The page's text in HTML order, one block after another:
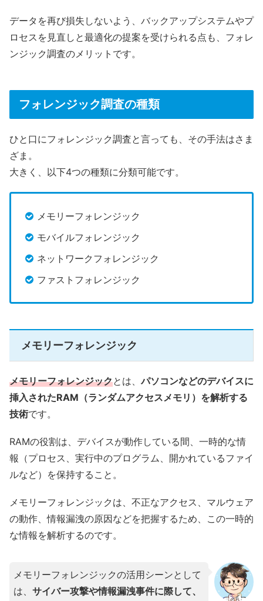
データを再び損失しないよう、バックアップシステムやプ
ロセスを見直しと最適化の提案を受けられる点も、フォレ
ンジック調査のメリットです。
フォレンジック調査の種類
ひと口にフォレンジック調査と言っても、その手法はさま
ざま。
大きく、以下4つの種類に分類可能です。
メモリーフォレンジック
モバイルフォレンジック
ネットワークフォレンジック
ファストフォレンジック
メモリーフォレンジック
メモリーフォレンジックとは、パソコンなどのデバイスに
挿入されたRAM（ランダムアクセスメモリ）を解析する
技術です。
RAMの役割は、デバイスが動作している間、一時的な情
報（プロセス、実行中のプログラム、開かれているファイ
ルなど）を保持すること。
メモリーフォレンジックは、不正なアクセス、マルウェア
の動作、情報漏洩の原因などを把握するため、この一時的
な情報を解析するのです。
メモリーフォレンジックの活用シーンとして
は、 サイバー攻撃や情報漏洩事件に際して、